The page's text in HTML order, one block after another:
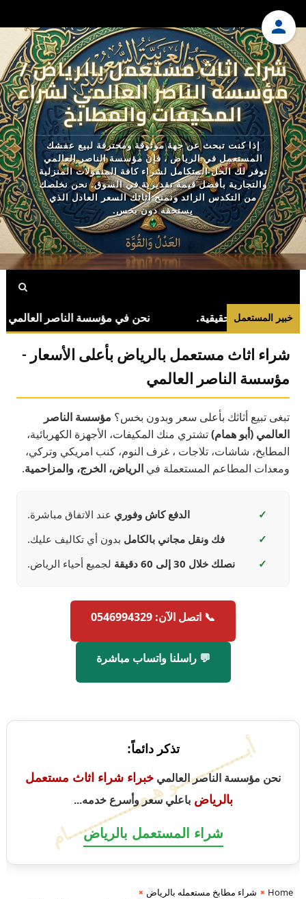
شراء اثاث مستعمل بالرياض /
مؤسسه الناصر العالمي لشراء
المكيفات والمطابخ
إذا كنت تبحث عن جهة موثوقة ومحترفة لبيع عفشك
المستعمل في الرياض ، فإن مؤسسة الناصر العالمي
توفر لك الحل المتكامل لشراء كافة المنقولات المنزلية
والتجارية بأفضل قيمة تقديرية في السوق. نحن نخلصك
من التكدس الزائد ونمنح أثاثك السعر العادل الذي
يستحقه دون بخس.
خبير المستعمل
شراء اثاث مستعمل بالرياض بأعلى الأسعار -
مؤسسة الناصر العالمي
تبغى تبيع أثاثك بأعلى سعر وبدون بخس؟ مؤسسة الناصر
العالمي (أبو همام)تشتري منك المكيفات، الأجهزة الكهربائية،
المطابخ، شاشات، تلاجات ، غرف النوم، كنب امريكي وتركي،
ومعدات المطاعم المستعملة في الرياض، الخرج، والمزاحمية.
✓ الدفع كاش وفوري عند الاتفاق مباشرة.
✓
فك ونقل مجاني بالكامل بدون أي تكاليف عليك.
✓
نصلك خلال 30 إلى 60 دقيقة لجميع أحياء الرياض.
📞 اتصل الآن: 0546994329
💬 راسلنا واتساب مباشرة
أبــــــــــــــو هـمــــــــــــــام
تذكر دائماً:
نحن مؤسسة الناصر العالمي خبراء شراء اثاث مستعمل
بالرياضباعلي سعر وأسرع خدمه...
شراء المستعمل بالرياض
Home
شراء مطابخ مستعمله بالرياض